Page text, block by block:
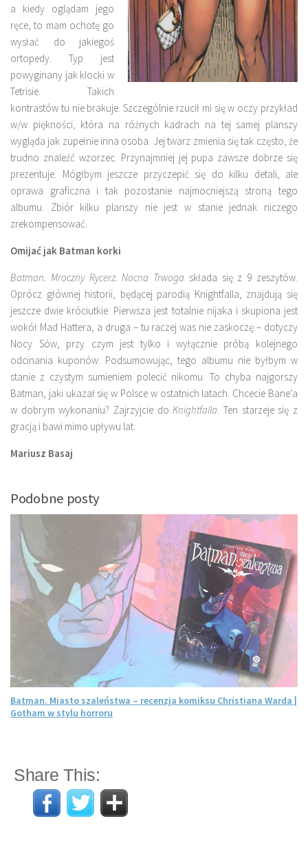
a kiedy oglądam jego
ręce, to mam ochotę go
wysłać do jakiegoś
ortopedy. Typ jest
powyginany jak klocki w
Tetrisie. Takich
kontrastów tu nie brakuje. Szczególnie rzucił mi się w oczy przykład
w/w piękności, która na różnych kadrach na tej samej planszy
wygląda jak zupełnie inna osoba. Jej twarz zmienia się tak często, że
trudno znaleźć wzorzec. Przynajmniej jej pupa zawsze dobrze się
prezentuje. Mógłbym jeszcze przyczepić się do kilku detali, ale
oprawa graficzna i tak pozostanie najmocniejszą stroną tego
albumu. Zbiór kilku planszy nie jest w stanie jednak niczego
zrekompensować.
Omijać jak Batman korki
Batman. Mroczny Rycerz. Nocna Trwoga składa się z 9 zeszytów.
Oprócz głównej historii, będącej parodią Knightfalla, znajdują się
jeszcze dwie króciutkie. Pierwsza jest totalnie nijaka i skupiona jest
wokół Mad Hattera, a druga – tu raczej was nie zaskoczę – dotyczy
Nocy Sów, przy czym jest tylko i wyłącznie próbą kolejnego
odcinania kuponów. Podsumowując, tego albumu nie byłbym w
stanie z czystym sumieniem polecić nikomu. To chyba najgorszy
Batman, jaki ukazał się w Polsce w ostatnich latach. Chcecie Bane’a
w dobrym wykonaniu? Zajrzyjcie doKnightfalla. Ten starzeje się z
gracją i bawi mimo upływu lat.
Mariusz Basaj
Podobne posty
Batman. Miasto szaleństwa – recenzja komiksu Christiana Warda |
Gotham w stylu horroru
Share This: